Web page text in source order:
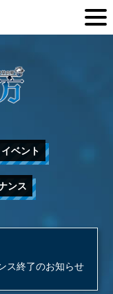
イベント
ンス
ス終了のお知らせ